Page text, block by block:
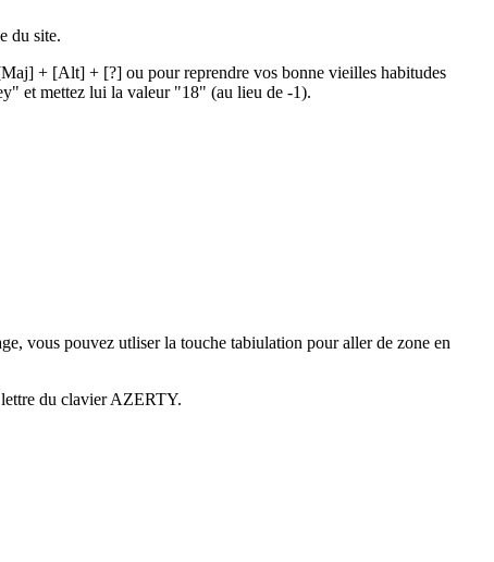
du site.
+ [Alt] + [?] ou pour reprendre vos bonne vieilles habitudes
et mettez lui la valeur "18" (au lieu de -1).
vous pouvez utliser la touche tabiulation pour aller de zone en
du clavier AZERTY.